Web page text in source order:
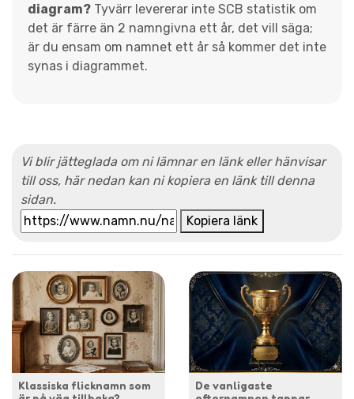
diagram? Tyvärr levererar inte SCB statistik om
det är färre än 2 namngivna ett år, det vill säga;
är du ensam om namnet ett år så kommer det inte
synas i diagrammet.
Vi blir jätteglada om ni lämnar en länk eller hänvisar
till oss, här nedan kan ni kopiera en länk till denna
sidan.
Kopiera länk
Klassiska flicknamn som
De vanligaste